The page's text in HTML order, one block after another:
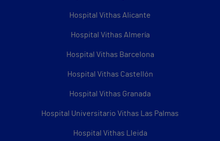
Hospital Vithas Alicante
Hospital Vithas Almería
Hospital Vithas Barcelona
Hospital Vithas Castellón
Hospital Vithas Granada
Hospital Universitario Vithas Las Palmas
Hospital Vithas Lleida